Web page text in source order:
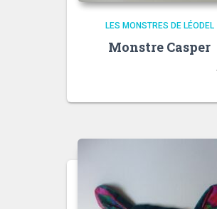
LES MONSTRES DE LÉODEL
Monstre Casper